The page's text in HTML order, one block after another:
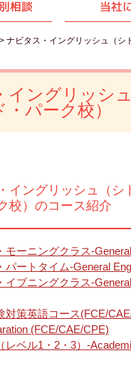
相談 当社
> ナビタス・イングリッシュ（シ
イングリッシ
パーク校）
イングリッシュ（シ
校）のコース紹介
モーニングクラス-
パートタイム-General
イブニングクラス-
対策英語コース(FCE/
(FCE/CAE/CPE)
レベル1・2・3）-